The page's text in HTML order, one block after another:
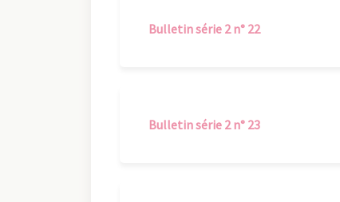
Bulletin série 2 n° 22
Bulletin série 2 n° 23